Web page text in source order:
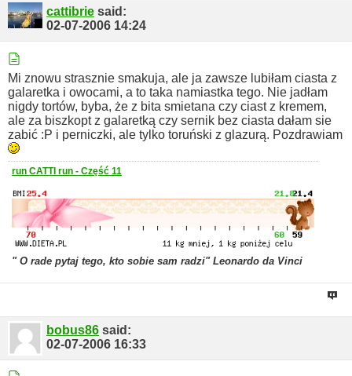
cattibrie said:
02-07-2006 14:24
Mi znowu strasznie smakuja, ale ja zawsze lubiłam ciasta z
galaretka i owocami, a to taka namiastka tego. Nie jadłam
nigdy tortów, byba, że z bita smietana czy ciast z kremem,
ale za biszkopt z galaretką czy sernik bez ciasta dałam sie
zabić :P i perniczki, ale tylko toruński z glazurą. Pozdrawiam
run CATTI run - Część 11
" O rade pytaj tego, kto sobie sam radzi" Leonardo da Vinci
bobus86 said:
02-07-2006 16:33